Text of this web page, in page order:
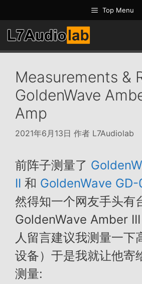
至
内
容
Top Menu
Measurements &
GoldenWave
Amp
2021年6月13日 作者 L7Audiolab
前阵子测量了
II 和 GoldenWave GD-
然得知一个网友手头有
GoldenWave Amber
人留言建议我测量一下
设备）于是我就让他寄
测量: